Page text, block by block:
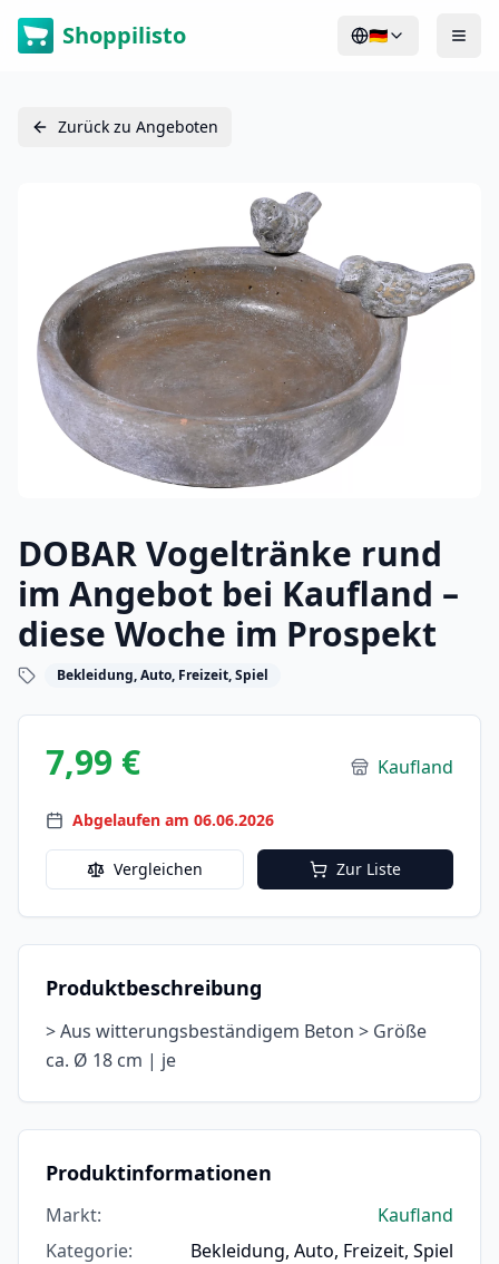
Shoppilisto 🇩🇪
Zurück zu Angeboten
DOBAR Vogeltränke rund
im Angebot bei Kaufland –
diese Woche im Prospekt
Bekleidung, Auto, Freizeit, Spiel
7,99 € Kaufland
Abgelaufen am 06.06.2026
Vergleichen Zur Liste
Produktbeschreibung
> Aus witterungsbeständigem Beton > Größe
ca. Ø 18 cm | je
Produktinformationen
Markt:
Kaufland
Kategorie: Bekleidung, Auto, Freizeit, Spiel